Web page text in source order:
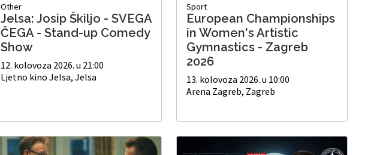
Other
Jelsa: Josip Škiljo - SVEGA
ČEGA - Stand-up Comedy
Show
12. kolovoza 2026. u 21:00
Ljetno kino Jelsa, Jelsa
Sport
European Championships
in Women's Artistic
Gymnastics - Zagreb
2026
13. kolovoza 2026. u 10:00
Arena Zagreb, Zagreb